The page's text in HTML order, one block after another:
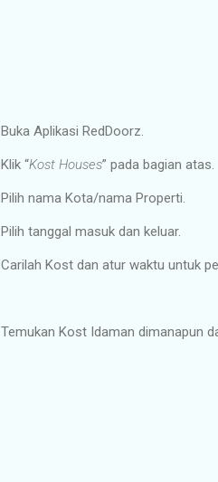
Buka Aplikasi RedDoorz.
Klik “Kost Houses” pada bagian atas.
Pilih nama Kota/nama Properti.
Pilih tanggal masuk dan keluar.
Carilah Kost dan atur waktu untuk
Temukan Kost Idaman dimanapun